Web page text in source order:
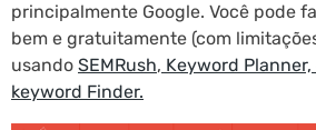
principalmente Google. Você pode
bem e gratuitamente (com
usando SEMRush, Keyword
keyword Finder.